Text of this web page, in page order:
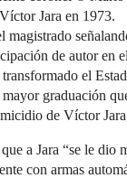
Jara en 1973.
de autor
el
graduación
de Víctor
a Jara “se le
con armas